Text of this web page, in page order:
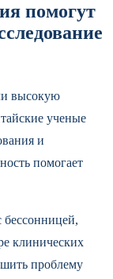
помогут
высокую
ученые
и
помогает
клинических
проблему